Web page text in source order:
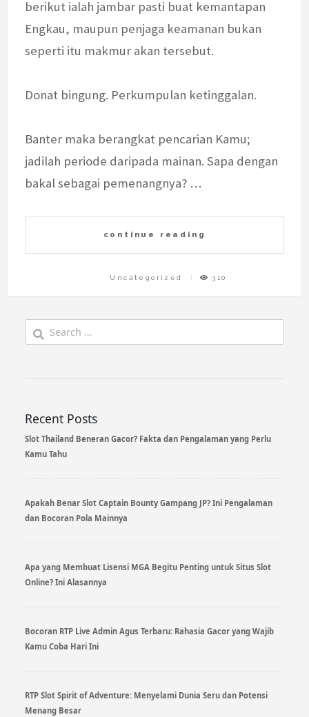
berikut ialah jambar pasti buat kemantapan
Engkau, maupun penjaga keamanan bukan
seperti itu makmur akan tersebut.
Donat bingung. Perkumpulan ketinggalan.
Banter maka berangkat pencarian Kamu;
jadilah periode daripada mainan. Sapa dengan
bakal sebagai pemenangnya? …
continue reading
Uncategorized 310
for:
Recent Posts
Slot Thailand Beneran Gacor? Fakta dan Pengalaman yang Perlu
Kamu Tahu
Apakah Benar Slot Captain Bounty Gampang JP? Ini Pengalaman
dan Bocoran Pola Mainnya
Apa yang Membuat Lisensi MGA Begitu Penting untuk Situs Slot
Online? Ini Alasannya
Bocoran RTP Live Admin Agus Terbaru: Rahasia Gacor yang Wajib
Kamu Coba Hari Ini
RTP Slot Spirit of Adventure: Menyelami Dunia Seru dan Potensi
Menang Besar